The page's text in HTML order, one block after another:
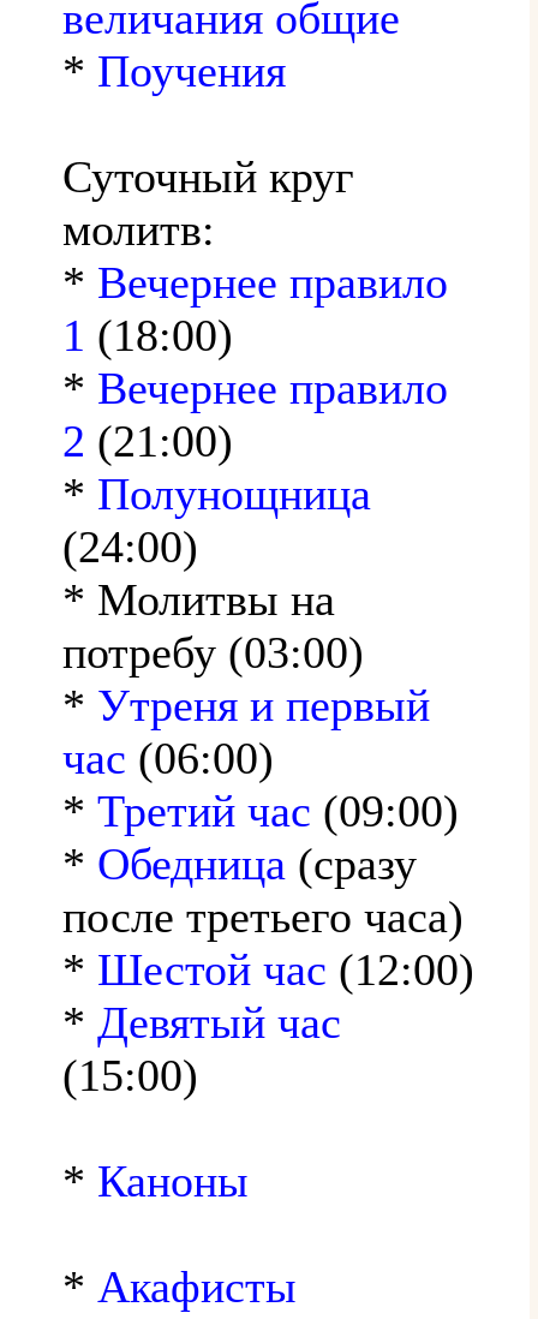
величания общие
* Поучения
Суточный круг
молитв:
* Вечернее правило
1 (18:00)
* Вечернее правило
2 (21:00)
* Полунощница
(24:00)
* Молитвы на
потребу (03:00)
* Утреня и первый
час (06:00)
* Третий час (09:00)
* Обедница (сразу
после третьего часа)
* Шестой час (12:00)
* Девятый час
(15:00)
* Каноны
* Акафисты